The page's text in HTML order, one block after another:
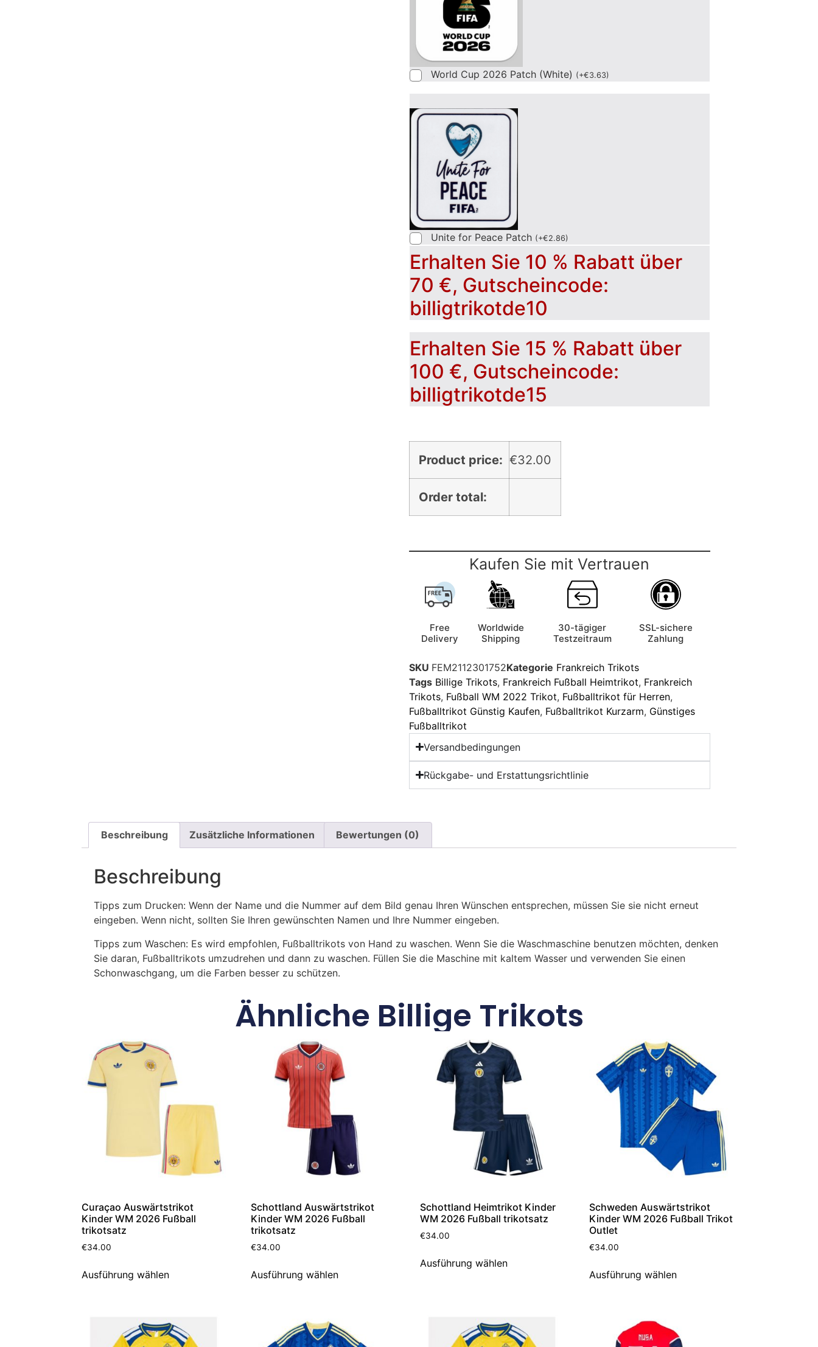
World Cup 2026 Patch (White) (+€3.63)
Unite for Peace Patch (+€2.86)
Erhalten Sie 10 % Rabatt über
70 €, Gutscheincode:
billigtrikotde10
Erhalten Sie 15 % Rabatt über
100 €, Gutscheincode:
billigtrikotde15
Product price: €32.00
Order total:
Kaufen Sie mit Vertrauen
Free
Delivery
Worldwide
Shipping
30-tägiger
Testzeitraum
SSL-sichere
Zahlung
SKU FEM2112301752Kategorie Frankreich Trikots
Tags Billige Trikots, Frankreich Fußball Heimtrikot, Frankreich
Trikots, Fußball WM 2022 Trikot, Fußballtrikot für Herren,
Fußballtrikot Günstig Kaufen, Fußballtrikot Kurzarm, Günstiges
Fußballtrikot
Versandbedingungen
Rückgabe- und Erstattungsrichtlinie
Beschreibung Zusätzliche Informationen Bewertungen (0)
Beschreibung
Tipps zum Drucken: Wenn der Name und die Nummer auf dem Bild genau Ihren Wünschen entsprechen, müssen Sie sie nicht erneut
eingeben. Wenn nicht, sollten Sie Ihren gewünschten Namen und Ihre Nummer eingeben.
Tipps zum Waschen: Es wird empfohlen, Fußballtrikots von Hand zu waschen. Wenn Sie die Waschmaschine benutzen möchten, denken
Sie daran, Fußballtrikots umzudrehen und dann zu waschen. Füllen Sie die Maschine mit kaltem Wasser und verwenden Sie einen
Schonwaschgang, um die Farben besser zu schützen.
Ähnliche Billige Trikots
Curaçao Auswärtstrikot
Kinder WM 2026 Fußball
trikotsatz
€34.00
Ausführung wählen
Schottland Auswärtstrikot
Kinder WM 2026 Fußball
trikotsatz
€34.00
Ausführung wählen
Schottland Heimtrikot Kinder
WM 2026 Fußball trikotsatz
€34.00
Ausführung wählen
Schweden Auswärtstrikot
Kinder WM 2026 Fußball Trikot
Outlet
€34.00
Ausführung wählen